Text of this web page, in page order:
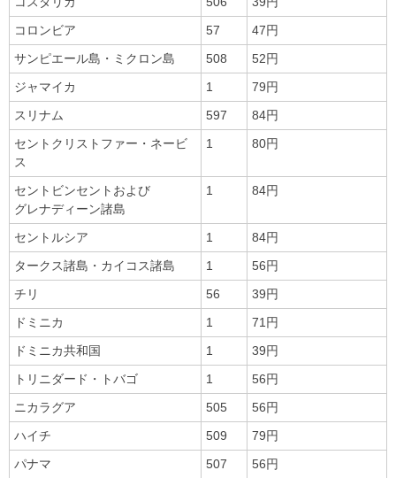
コロンビア
57
47円
サンピエール島・ミクロン島
508
52円
ジャマイカ
1
79円
スリナム
597
84円
セントクリストファー・ネービ
ス
1 80円
セントビンセントおよび
グレナディーン諸島
1 84円
セントルシア 1
84円
タークス諸島・カイコス諸島
1
56円
チリ
56
39円
ドミニカ
1
71円
ドミニカ共和国
1
39円
トリニダード・トバゴ
1
56円
ニカラグア
505
56円
ハイチ
509
79円
パナマ
507
56円